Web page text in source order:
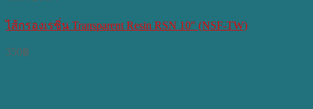
ไส้กรองเรซิ่น Transparent Resin RSN 10″ (NSF-TW)
350฿